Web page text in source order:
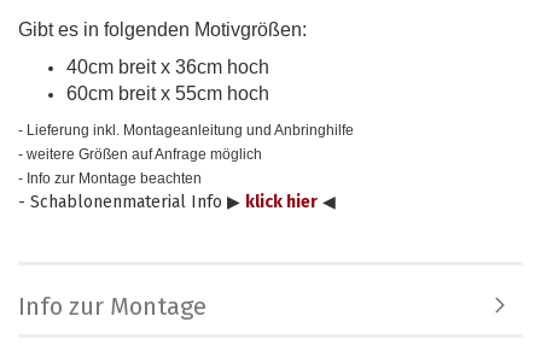
Gibt es in folgenden Motivgrößen:
40cm breit x 36cm hoch
60cm breit x 55cm hoch
- Lieferung inkl. Montageanleitung und Anbringhilfe
- weitere Größen auf Anfrage möglich
- Info zur Montage beachten
- Schablonenmaterial Info ▶ klick hier ◀
Info zur Montage